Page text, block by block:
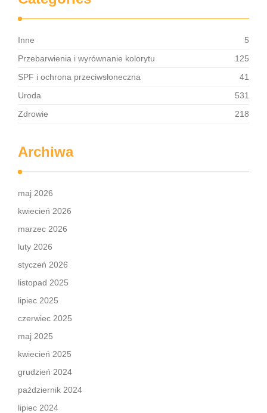
Inne
5
Przebarwienia i wyrównanie kolorytu
125
SPF i ochrona przeciwsłoneczna
41
Uroda
531
Zdrowie
218
Archiwa
maj 2026
kwiecień 2026
marzec 2026
luty 2026
styczeń 2026
listopad 2025
lipiec 2025
czerwiec 2025
maj 2025
kwiecień 2025
grudzień 2024
październik 2024
lipiec 2024